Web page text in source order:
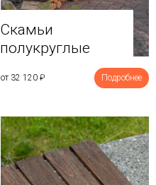
Скамьи
полукруглые
от 32 120 ₽ Подробнее